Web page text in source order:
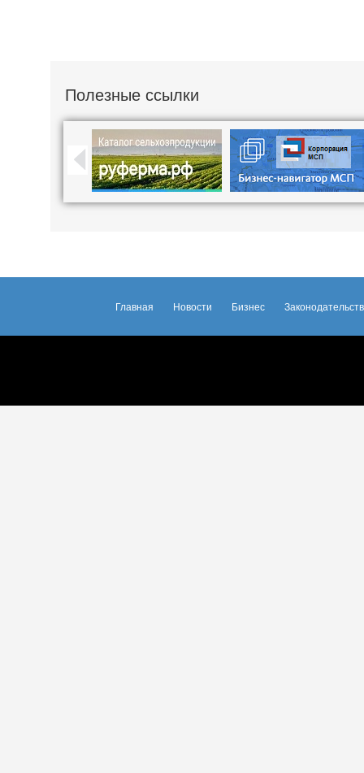
Полезные ссылки
Главная Новости Бизнес